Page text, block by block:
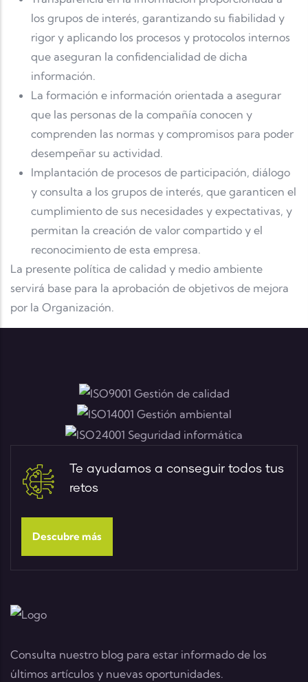
los grupos de interés, garantizando su fiabilidad y
rigor y aplicando los procesos y protocolos internos
que aseguran la confidencialidad de dicha
información.
La formación e información orientada a asegurar
que las personas de la compañía conocen y
comprenden las normas y compromisos para poder
desempeñar su actividad.
Implantación de procesos de participación, diálogo
y consulta a los grupos de interés, que garanticen el
cumplimiento de sus necesidades y expectativas, y
permitan la creación de valor compartido y el
reconocimiento de esta empresa.
La presente política de calidad y medio ambiente
servirá base para la aprobación de objetivos de mejora
por la Organización.
Te ayudamos a conseguir todos tus
retos
Descubre más
Consulta nuestro blog para estar informado de los
últimos artículos y nuevas oportunidades.